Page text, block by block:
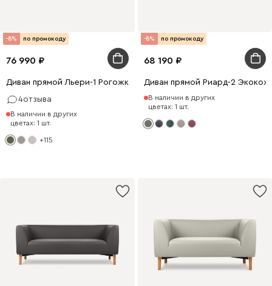
-8% по промокоду
76 990
Диван прямой Льери-1 Рогожка Оливковый
4отзыва
В наличии в других
цветах: 1 шт.
+115
-8% по промокоду
68 190
Диван прямой Риард-2
В наличии в других
цветах: 1 шт.